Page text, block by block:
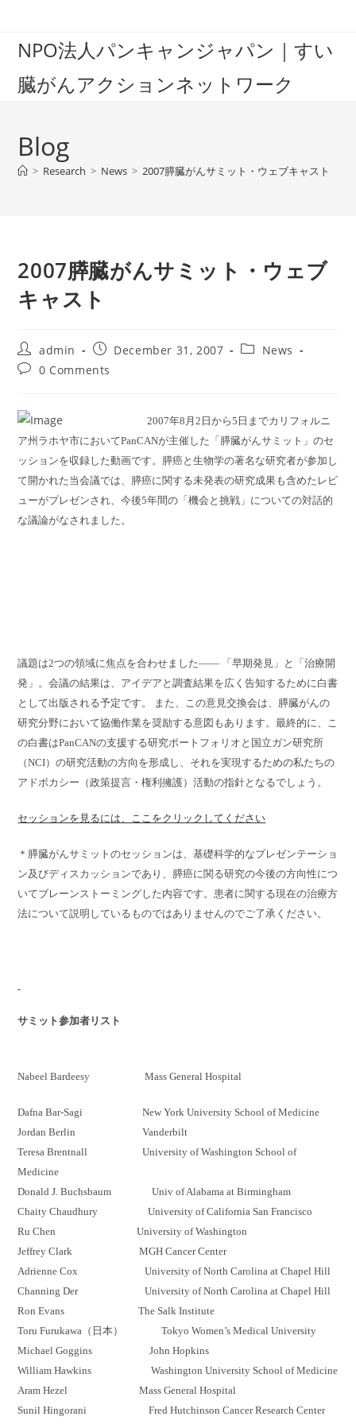
contentNPO法人パンキャンジャパン｜すい
臓がんアクションネットワーク
Blog
> Research > News > 2007膵臓がんサミット・ウェブキャスト
2007膵臓がんサミット・ウェブ
キャスト
Post
author:
admin
Post
published:
December 31, 2007
PostNews
Post0 Comments
2007年8月2日から5日までカリフォルニ
ア州ラホヤ市においてPanCANが主催した「膵臓がんサミット」のセ
ッションを収録した動画です。膵癌と生物学の著名な研究者が参加し
て開かれた当会議では、膵癌に関する未発表の研究成果も含めたレビ
ューがプレゼンされ、今後5年間の「機会と挑戦」についての対話的
な議論がなされました。
議題は2つの領域に焦点を合わせました―― 「早期発見」と「治療開
発」。会議の結果は、アイデアと調査結果を広く告知するために白書
として出版される予定です。 また、この意見交換会は、膵臓がんの
研究分野において協働作業を奨励する意図もあります。最終的に、こ
の白書はPanCANの支援する研究ポートフォリオと国立ガン研究所
（NCI）の研究活動の方向を形成し、それを実現するための私たちの
アドボカシー（政策提言・権利擁護）活動の指針となるでしょう。
セッションを見るには、ここをクリックしてください
＊膵臓がんサミットのセッションは、基礎科学的なプレゼンテーショ
ン及びディスカッションであり、膵癌に関る研究の今後の方向性につ
いてブレーンストーミングした内容です。患者に関する現在の治療方
法について説明しているものではありませんのでご了承ください。
サミット参加者リスト
Nabeel Bardeesy Mass General Hospital
Dafna Bar-Sagi New York University School of Medicine
Jordan Berlin Vanderbilt
TeresaBrentnall University of Washington School of
Medicine
Donald J.Buchsbaum Univ of Alabama at Birmingham
Chaity Chaudhury University of California San Francisco
Ru Chen University of Washington
Jeffrey Clark MGH Cancer Center
Adrienne Cox University of North Carolina at Chapel Hill
Channing DerUniversity of North Carolina at Chapel Hill
Ron Evans The Salk Institute
Toru Furukawa（日本） Tokyo Women’s Medical University
MichaelGoggins John Hopkins
William Hawkins Washington University School of Medicine
Aram Hezel Mass General Hospital
SunilHingorani Fred Hutchinson Cancer Research Center